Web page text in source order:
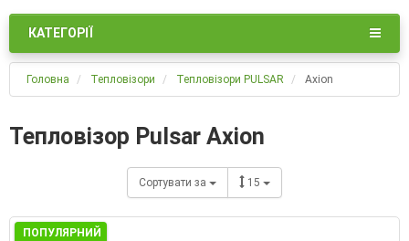
КАТЕГОРІЇ
Головна Тепловізори Тепловізори PULSAR Axion
Тепловізор Pulsar Axion
Сортувати за 15
ПОПУЛЯРНИЙ